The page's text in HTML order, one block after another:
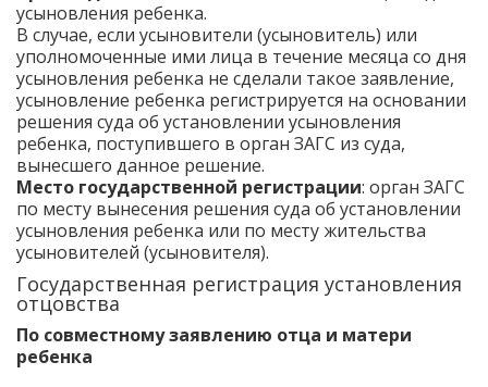
усыновления ребенка.
В случае, если усыновители (усыновитель) или
уполномоченные ими лица в течение месяца со дня
усыновления ребенка не сделали такое заявление,
усыновление ребенка регистрируется на основании
решения суда об установлении усыновления
ребенка, поступившего в орган ЗАГС из суда,
вынесшего данное решение.
Место государственной регистрации: орган ЗАГС
по месту вынесения решения суда об установлении
усыновления ребенка или по месту жительства
усыновителей (усыновителя).
Государственная регистрация установления
отцовства
По совместному заявлению отца и матери
ребенка